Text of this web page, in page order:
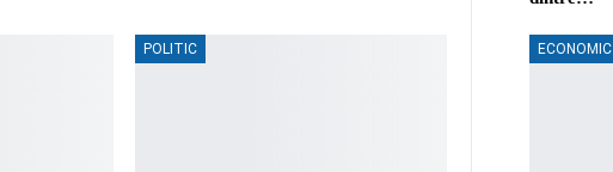
POLITIC ECONOMIC